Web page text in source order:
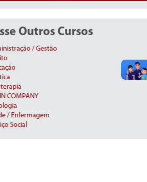
Outros Cursos
/ Gestão
COMPANY
/ Enfermagem
Social